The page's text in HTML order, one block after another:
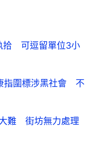
拾 可逗留單位3小
指圍標涉黑社會 不
大難 街坊無力處理